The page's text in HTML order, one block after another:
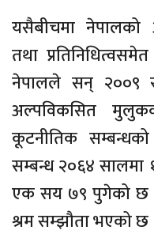
यसैबीचमा नेपालको
तथा
नेपालले सन् २००९
अल्पविकसित
कूटनीतिक
सम्बन्ध २०६४
एक सय ७९ पुगेको छ
श्रम सम्झौता भएको छ